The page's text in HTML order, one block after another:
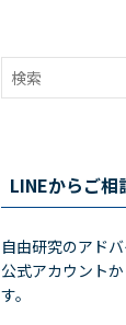
LINEからご相
自由研究のアド
公式アカウント
す。